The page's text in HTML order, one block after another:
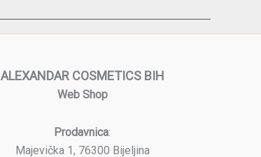
ALEXANDAR COSMETICS BIH
Web Shop
Prodavnica:
Majevička 1, 76300 Bijeljina